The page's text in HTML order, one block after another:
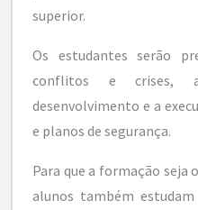
superior.
Os estudantes serão
conflitos e crises,
desenvolvimento e a
e planos de segurança.
Para que a formação seja
alunos também